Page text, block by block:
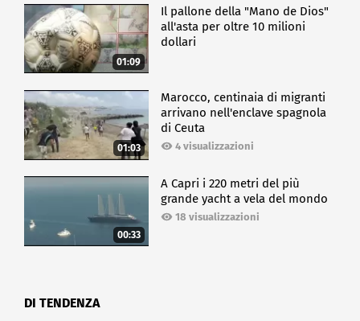
01:09
Il pallone della "Mano de Dios"
all'asta per oltre 10 milioni
dollari
01:03
Marocco, centinaia di migranti
arrivano nell'enclave spagnola
di Ceuta
4 visualizzazioni
00:33
A Capri i 220 metri del più
grande yacht a vela del mondo
18 visualizzazioni
DI TENDENZA